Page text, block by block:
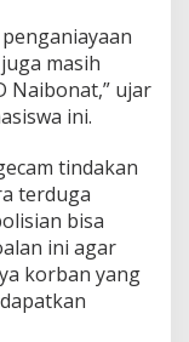
masih
Naibonat,” ujar
ini.
tindakan
terduga
bisa
ini agar
korban yang